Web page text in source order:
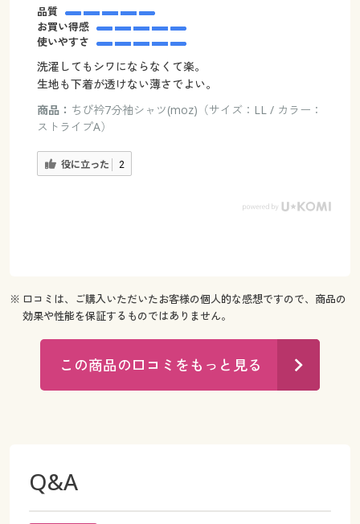
品質
お買い得感
使いやすさ
洗濯してもシワにならなくて楽。
生地も下着が透けない薄さでよい。
商品： ちび衿7分袖シャツ(moz)（サイズ：LL / カラー：
ストライプA）
役に立った 2
※ 口コミは、ご購入いただいたお客様の個人的な感想ですので、商品の
効果や性能を保証するものではありません。
この商品の口コミをもっと見る
Q&A